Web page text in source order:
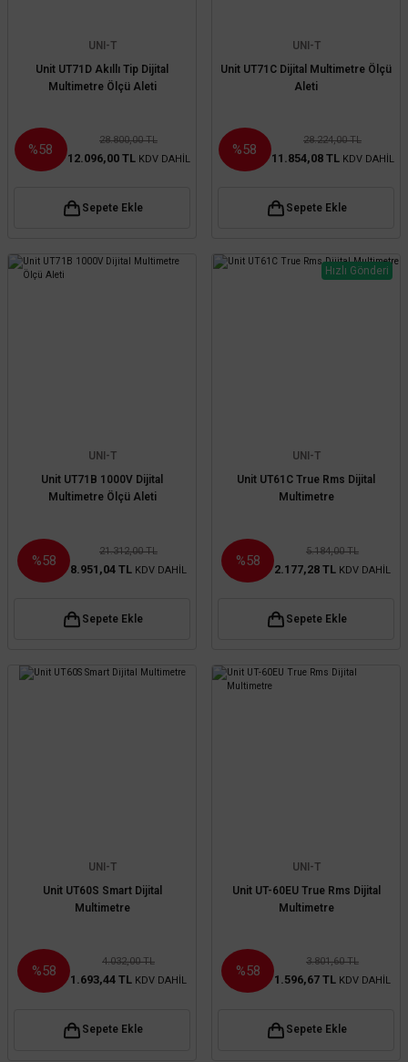
UNI-T
Unit UT71D Akıllı Tip Dijital
Multimetre Ölçü Aleti
%58
28.800,00 TL
12.096,00 TL KDV DAHİL
Sepete Ekle
UNI-T
Unit UT71C Dijital Multimetre Ölçü
Aleti
%58
28.224,00 TL
11.854,08 TL KDV DAHİL
Sepete Ekle
UNI-T
Unit UT71B 1000V Dijital
Multimetre Ölçü Aleti
%58
21.312,00 TL
8.951,04 TL KDV DAHİL
Sepete Ekle
Hızlı Gönderi
UNI-T
Unit UT61C True Rms Dijital
Multimetre
%58
5.184,00 TL
2.177,28 TL KDV DAHİL
Sepete Ekle
UNI-T
Unit UT60S Smart Dijital
Multimetre
%58
4.032,00 TL
1.693,44 TL KDV DAHİL
Sepete Ekle
UNI-T
Unit UT-60EU True Rms Dijital
Multimetre
%58
3.801,60 TL
1.596,67 TL KDV DAHİL
Sepete Ekle